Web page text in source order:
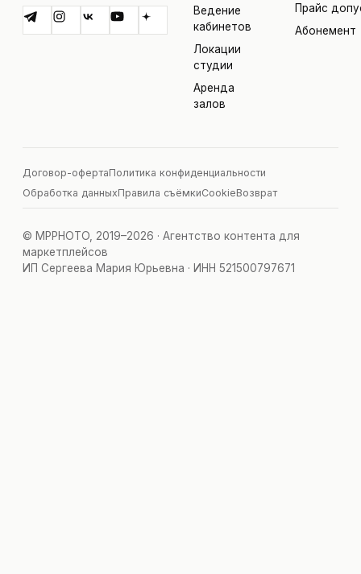
Ведение
кабинетов
Локации
студии
Аренда
залов
Прайс
Абонемент
Договор-офертаПолитика конфиденциальности
Обработка данныхПравила съёмкиCookieВозврат
© MPPHOTO, 2019–2026 · Агентство контента для
маркетплейсов
ИП Сергеева Мария Юрьевна · ИНН 521500797671